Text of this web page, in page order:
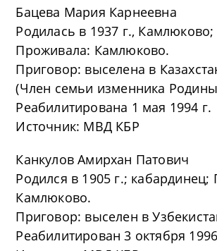
Бацева Мария Карнеевна
Родилась в 1937 г.,
Проживала: Камлюково.
Приговор: выселена в
(Член семьи изменника
Реабилитирована 1 мая 1994 г.
Источник: МВД КБР
Канкулов Амирхан Патович
Родился в 1905 г.;
Камлюково.
Приговор: выселен в
Реабилитирован 3 октября